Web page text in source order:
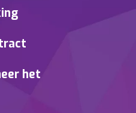
het